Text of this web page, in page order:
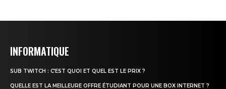
INFORMATIQUE
SUB TWITCH : C’EST QUOI ET QUEL EST LE PRIX ?
QUELLE EST LA MEILLEURE OFFRE ÉTUDIANT POUR UNE BOX INTERNET ?